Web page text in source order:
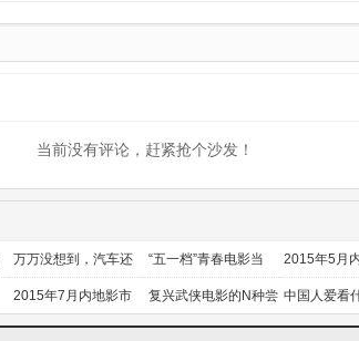
当前没有评论，赶紧抢个沙发！
万万没想到，汽车还
能干这个？
“五一档”青春电影当
道
2015年5月
前瞻
2015年7月内地影市
前瞻
复兴武侠电影的N种尝
试
中国人爱看
喜剧？